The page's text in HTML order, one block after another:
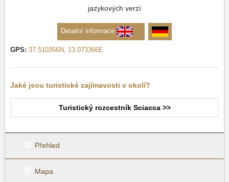
jazykových verzí
Detailní informace
GPS: 37.510356N, 13.073366E
Jaké jsou turistické zajímavosti v okolí?
Turistický rozcestník Sciacca >>
Přehled
Mapa